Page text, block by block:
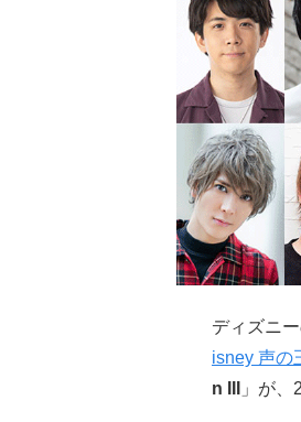
ディズニ
isney 声の
n III
」が